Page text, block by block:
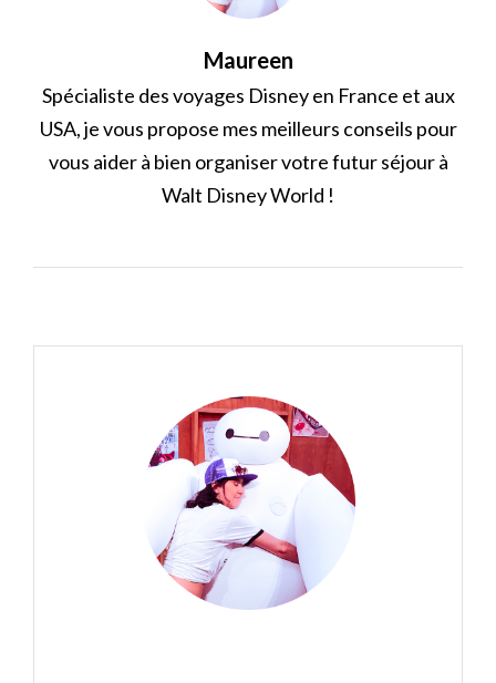
Maureen
Spécialiste des voyages Disney en France et aux
USA, je vous propose mes meilleurs conseils pour
vous aider à bien organiser votre futur séjour à
Walt Disney World !